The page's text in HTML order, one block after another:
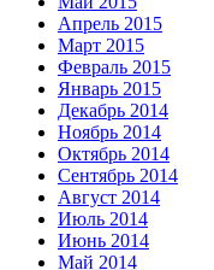
Апрель 2015
Март 2015
Февраль 2015
Январь 2015
Декабрь 2014
Ноябрь 2014
Октябрь 2014
Сентябрь 2014
Август 2014
Июль 2014
Июнь 2014
Май 2014